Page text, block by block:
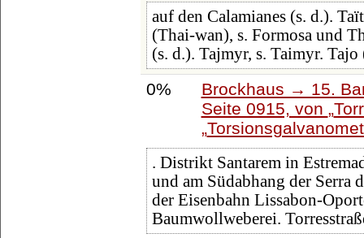
auf den Calamianes (s. d.).
(Thai-wan), s. Formosa und
(s. d.). Tajmyr, s. Taimyr.
0%
Brockhaus → 15.
Seite 0915, von
. Distrikt Santarem in
und am Südabhang der
der Eisenbahn Lissabon-
Baumwollweberei.